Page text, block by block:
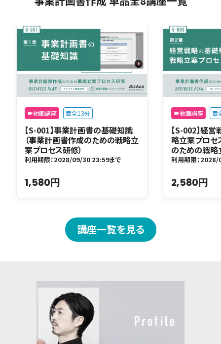
動画講座 全13分
【S-001】事業計画書の基礎知識
（事業計画書作成のための戦略立
案プロセス研修）
利用期限：2028/09/30 23:59まで
1,580円
動画講座
【S-002】経
略立案プロセ
のための戦略
利用期限：
2,580円
講座一覧を見る